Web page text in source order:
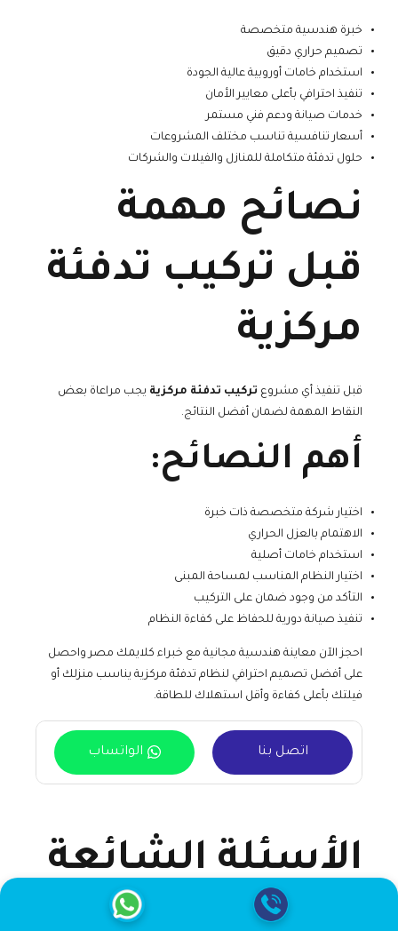
خبرة هندسية متخصصة
تصميم حراري دقيق
استخدام خامات أوروبية عالية الجودة
تنفيذ احترافي بأعلى معايير الأمان
خدمات صيانة ودعم فني مستمر
أسعار تنافسية تناسب مختلف المشروعات
حلول تدفئة متكاملة للمنازل والفيلات والشركات
نصائح مهمة
قبل تركيب تدفئة
مركزية
قبل تنفيذ أي مشروع تركيب تدفئة مركزية يجب مراعاة بعض
النقاط المهمة لضمان أفضل النتائج.
أهم النصائح:
اختيار شركة متخصصة ذات خبرة
الاهتمام بالعزل الحراري
استخدام خامات أصلية
اختيار النظام المناسب لمساحة المبنى
التأكد من وجود ضمان على التركيب
تنفيذ صيانة دورية للحفاظ على كفاءة النظام
احجز الآن معاينة هندسية مجانية مع خبراء كلايمك مصر واحصل
على أفضل تصميم احترافي لنظام تدفئة مركزية يناسب منزلك أو
فيلتك بأعلى كفاءة وأقل استهلاك للطاقة.
اتصل بنا الواتساب
الأسئلة الشائعة
حول تركيب تدفئة